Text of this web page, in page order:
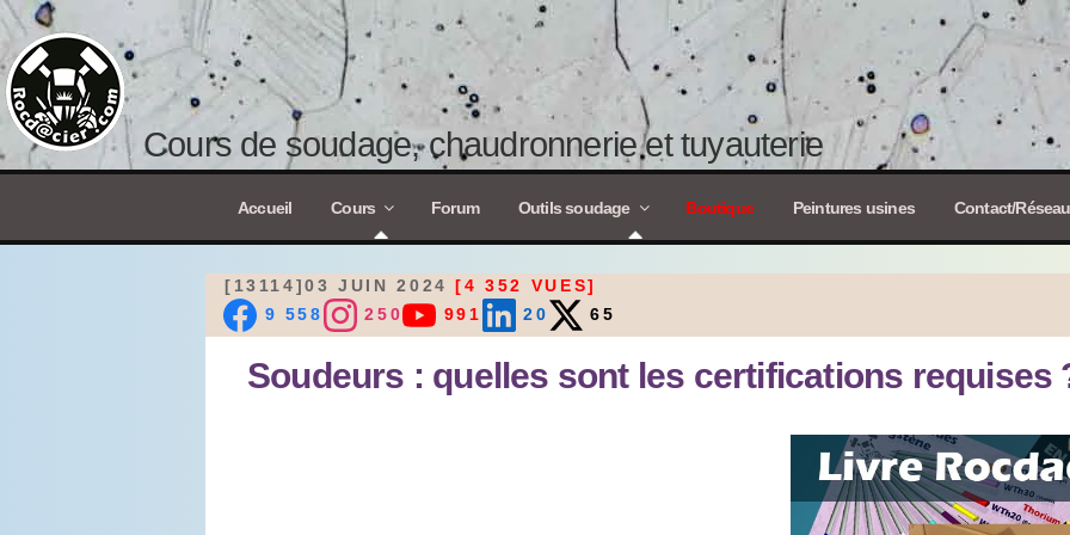
Cours de soudage, chaudronnerie et tuyauterie
Accueil Cours Forum Outils soudage Boutique Peintures usines Contact/
[13114]03 JUIN 2024 [4 352 VUES]
9 558
250 991 20 65
Soudeurs : quelles sont les certifications requises